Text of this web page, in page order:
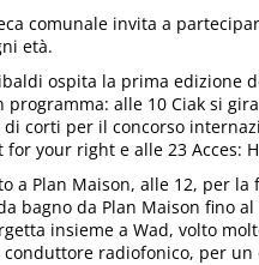
comunale invita a
età.
ospita la prima edizione
alle 10 Ciak si
di corti per il concorso
your right e alle 23 Acces:
a Plan Maison, alle 12, per
bagno da Plan Maison fino
insieme a Wad, volto
radiofonico, per